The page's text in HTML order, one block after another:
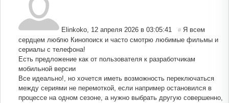
Elinkoko, 12 апреля 2026 в 03:05:41 # Я всем
сердцем люблю Кинопоиск и часто смотрю любимые фильмы и
сериалы с телефона!
Есть предложение как от пользователя к разработчикам
мобильной версии
Все идеально!, но хочется иметь возможность переключаться
между сериями не перемоткой, если например остановился в
процессе на одном сезоне, а нужно выбрать другую совершенно,